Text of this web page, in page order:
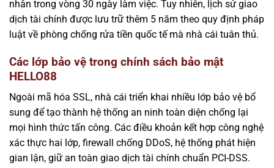
nhân trong vòng 30 ngày làm việc. Tuy nhiên, lịch sử giao
dịch tài chính được lưu trữ thêm 5 năm theo quy định pháp
luật về phòng chống rửa tiền quốc tế mà nhà cái tuân thủ.
Các lớp bảo vệ trong chính sách bảo mật
HELLO88
Ngoài mã hóa SSL, nhà cái triển khai nhiều lớp bảo vệ bổ
sung để tạo thành hệ thống an ninh toàn diện chống lại
mọi hình thức tấn công. Các điều khoản kết hợp công nghệ
xác thực hai lớp, firewall chống DDoS, hệ thống phát hiện
gian lận, giữ an toàn giao dịch tài chính chuẩn PCI-DSS.